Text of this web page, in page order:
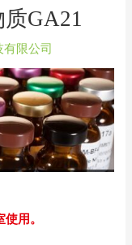
GA21
限公司
用。